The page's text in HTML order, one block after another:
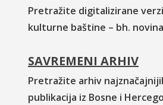
Pretražite digitalizirane
kulturne baštine – bh.
SAVREMENI ARHIV
Pretražite arhiv
publikacija iz Bosne i